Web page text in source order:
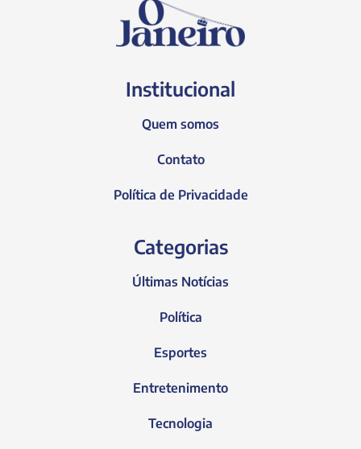
Institucional
Quem somos
Contato
Política de Privacidade
Categorias
Últimas Notícias
Política
Esportes
Entretenimento
Tecnologia